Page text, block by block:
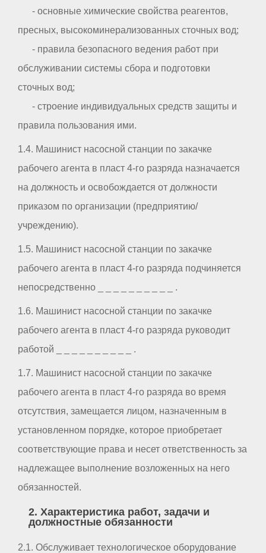
- основные химические свойства реагентов,
пресных, высокоминерализованных сточных вод;
- правила безопасного ведения работ при
обслуживании системы сбора и подготовки
сточных вод;
- строение индивидуальных средств защиты и
правила пользования ими.
1.4. Машинист насосной станции по закачке
рабочего агента в пласт 4-го разряда назначается
на должность и освобождается от должности
приказом по организации (предприятию/
учреждению).
1.5. Машинист насосной станции по закачке
рабочего агента в пласт 4-го разряда подчиняется
непосредственно _ _ _ _ _ _ _ _ _ _ .
1.6. Машинист насосной станции по закачке
рабочего агента в пласт 4-го разряда руководит
работой _ _ _ _ _ _ _ _ _ _ .
1.7. Машинист насосной станции по закачке
рабочего агента в пласт 4-го разряда во время
отсутствия, замещается лицом, назначенным в
установленном порядке, которое приобретает
соответствующие права и несет ответственность за
надлежащее выполнение возложенных на него
обязанностей.
2. Характеристика работ, задачи и
должностные обязанности
2.1. Обслуживает технологическое оборудование